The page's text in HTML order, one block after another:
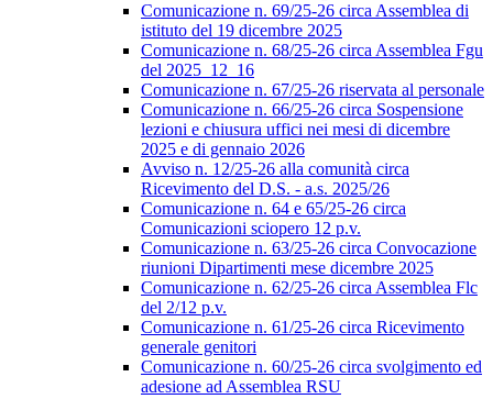
Comunicazione n. 69/25-26 circa Assemblea di
istituto del 19 dicembre 2025
Comunicazione n. 68/25-26 circa Assemblea Fgu
del 2025_12_16
Comunicazione n. 67/25-26 riservata al personale
Comunicazione n. 66/25-26 circa Sospensione
lezioni e chiusura uffici nei mesi di dicembre
2025 e di gennaio 2026
Avviso n. 12/25-26 alla comunità circa
Ricevimento del D.S. - a.s. 2025/26
Comunicazione n. 64 e 65/25-26 circa
Comunicazioni sciopero 12 p.v.
Comunicazione n. 63/25-26 circa Convocazione
riunioni Dipartimenti mese dicembre 2025
Comunicazione n. 62/25-26 circa Assemblea Flc
del 2/12 p.v.
Comunicazione n. 61/25-26 circa Ricevimento
generale genitori
Comunicazione n. 60/25-26 circa svolgimento ed
adesione ad Assemblea RSU